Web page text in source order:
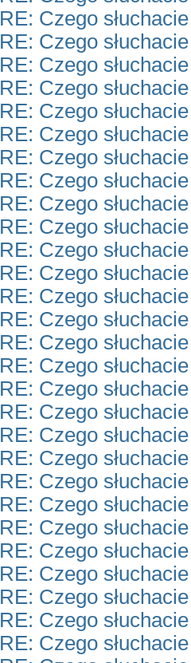
RE: Czego
RE: Czego
RE: Czego
RE: Czego
RE: Czego
RE: Czego
RE: Czego
RE: Czego
RE: Czego
RE: Czego
RE: Czego
RE: Czego
RE: Czego
RE: Czego
RE: Czego
RE: Czego
RE: Czego
RE: Czego
RE: Czego
RE: Czego
RE: Czego
RE: Czego
RE: Czego
RE: Czego
RE: Czego
RE: Czego
RE: Czego
RE: Czego